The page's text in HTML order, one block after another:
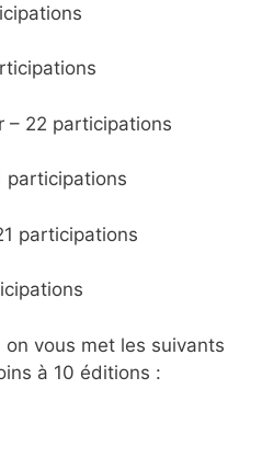
– 22 participations
participations
participations
vous met les suivants
à 10 éditions :